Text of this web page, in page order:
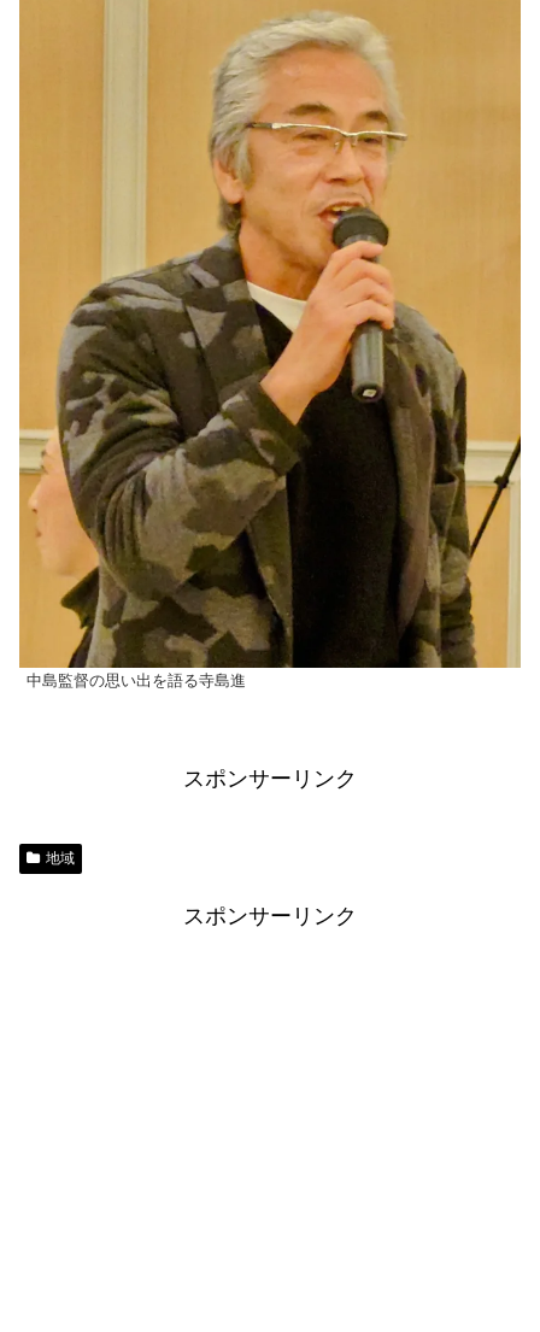
中島監督の思い出を語る寺島進
スポンサーリンク
地域
スポンサーリンク